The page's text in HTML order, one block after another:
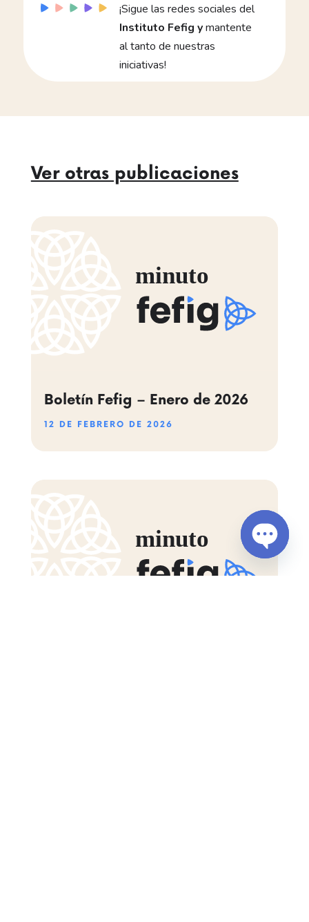
¡Sigue las redes sociales del
Instituto Fefig ymantente
al tanto de nuestras
iniciativas!
Ver otras publicaciones
Boletín Fefig – Enero de 2026
12 DE FEBRERO DE 2026
chaty